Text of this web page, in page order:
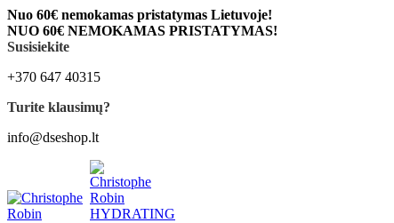
Nuo 60€ nemokamas pristatymas Lietuvoje!
NUO 60€ NEMOKAMAS PRISTATYMAS!
Susisiekite
+370 647 40315
Turite klausimų?
info@dseshop.lt